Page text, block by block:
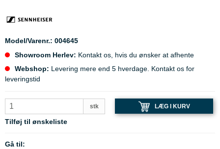
Model/Varenr.: 004645
Showroom Herlev: Kontakt os, hvis du ønsker at afhente
Webshop: Levering mere end 5 hverdage. Kontakt os for
leveringstid
stk LÆG I KURV
Tilføj til ønskeliste
Gå til: